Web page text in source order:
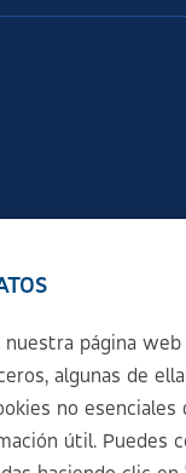
nuestra página
algunas de
no
útil. Puedes